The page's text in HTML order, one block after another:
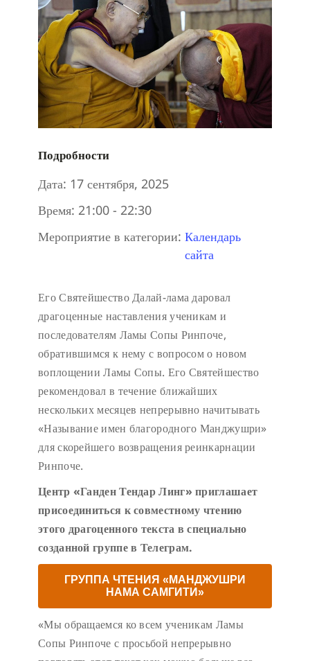
Подробности
Дата: 17 сентября, 2025
Время: 21:00 - 22:30
Мероприятие в категории: Календарь
сайта
Его Святейшество Далай-лама даровал
драгоценные наставления ученикам и
последователям Ламы Сопы Ринпоче,
обратившимся к нему с вопросом о новом
воплощении Ламы Сопы. Его Святейшество
рекомендовал в течение ближайших
нескольких месяцев непрерывно начитывать
«Называние имен благородного Манджушри»
для скорейшего возвращения реинкарнации
Ринпоче.
Центр «Ганден Тендар Линг» приглашает
присоединиться к совместному чтению
этого драгоценного текста в специально
созданной группе в Телеграм.
ГРУППА ЧТЕНИЯ «МАНДЖУШРИ
НАМА САМГИТИ»
«Мы обращаемся ко всем ученикам Ламы
Сопы Ринпоче с просьбой непрерывно